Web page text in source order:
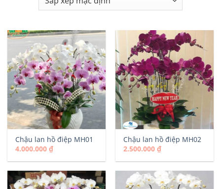
Chậu lan hồ điệp MH01
4.000.000₫
Chậu lan hồ điệp MH02
2.500.000₫